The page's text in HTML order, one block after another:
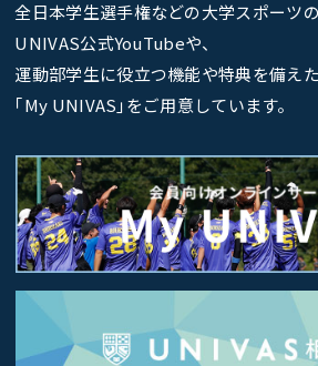
全日本学生選手権などの大学スポーツ
UNIVAS公式YouTubeや、
運動部学生に役立つ機能や特典を備え
｢My UNIVAS｣をご用意しています。